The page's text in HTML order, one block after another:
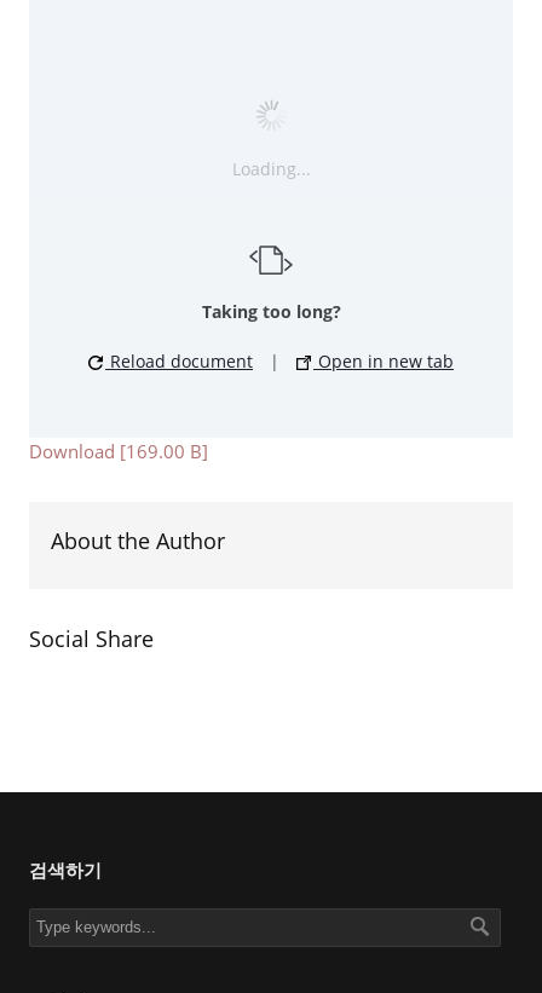
Loading...
Taking too long?
Reload document | Open in new tab
Download [169.00 B]
About the Author
Social Share
검색하기